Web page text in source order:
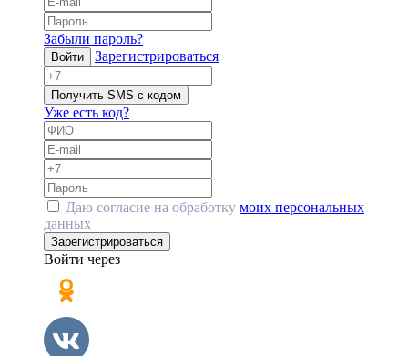
Забыли пароль?
Войти Зарегистрироваться
Получить SMS с кодом
Уже есть код?
Даю согласие на обработку моих персональных
данных
Зарегистрироваться
Войти через